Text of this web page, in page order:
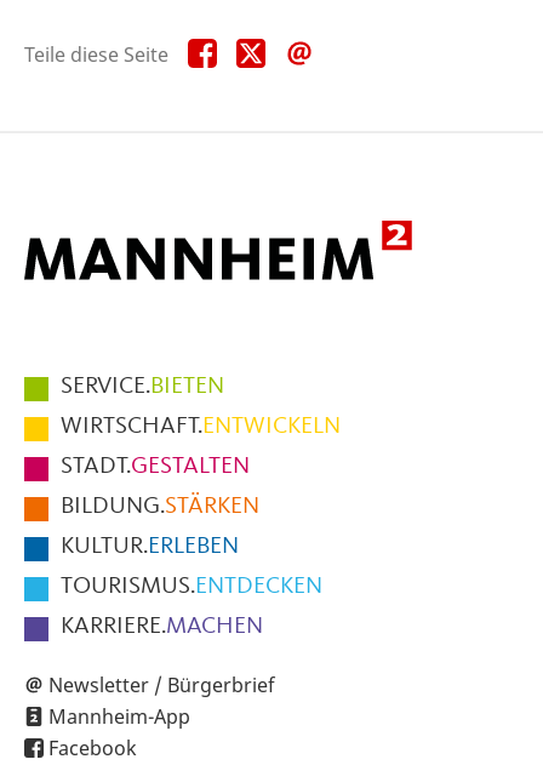
Teile diese Seite Teile
diese
Teile
diese
Hauptmenüpunkte
im
Fußbereich
der
Seite
SERVICE.BIETEN
WIRTSCHAFT.ENTWICKELN
STADT.GESTALTEN
BILDUNG.STÄRKEN
KULTUR.ERLEBEN
TOURISMUS.ENTDECKEN
KARRIERE.MACHEN
Newsletter / Bürgerbrief
Mannheim-App
Facebook